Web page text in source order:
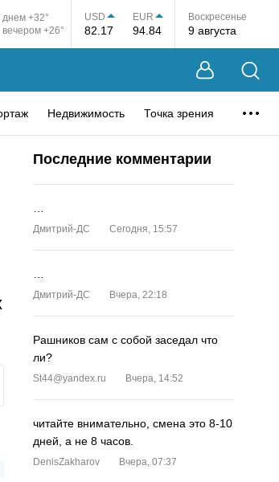
днем +32°
вечером +26°
USD
82.17
EUR
94.84
Воскресенье
9 августа
Недвижимость Точка зрения
Последние комментарии
Дмитрий-ДС Сегодня, 15:57
Дмитрий-ДС Вчера, 22:18
Рашников сам с собой заседал что
ли?
St44@yandex.ru Вчера, 14:52
читайте внимательно, смена это 8-10
дней, а не 8 часов.
DenisZakharov Вчера, 07:37